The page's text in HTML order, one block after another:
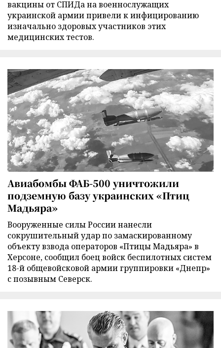
вакцины от СПИДа на военнослужащих
украинской армии привели к инфицированию
изначально здоровых участников этих
медицинских тестов.
Авиабомбы ФАБ-500 уничтожили
подземную базу украинских «Птиц
Мадьяра»
Вооруженные силы России нанесли
сокрушительный удар по замаскированному
объекту взвода операторов «Птицы Мадьяра» в
Херсоне, сообщил боец войск беспилотных систем
18-й общевойсковой армии группировки «Днепр»
с позывным Северск.